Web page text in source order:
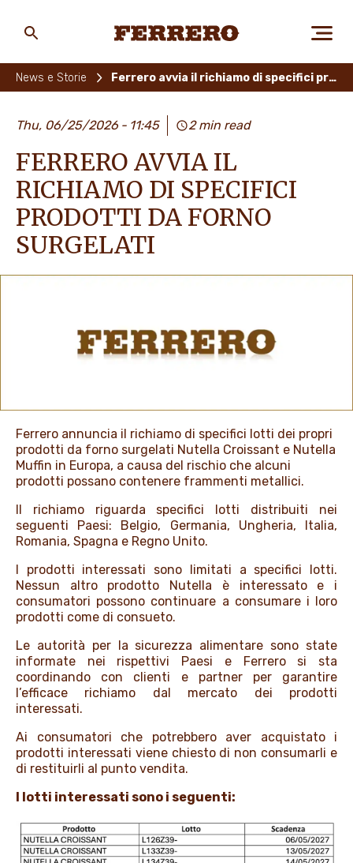
PERSONE E AMBIENTE
I NOSTRI PRODOTTI
NEWS & MEDIA
main
News e Storie Ferrero avvia il richiamo di specifici prodotti da forno surgelati
Thu, 06/25/2026 11:45 2 min read
FERRERO AVVIA IL
RICHIAMO DI SPECIFICI
PRODOTTI DA FORNO
SURGELATI
Ferrero annuncia il richiamo di specifici lotti dei propri
prodotti da forno surgelati Nutella Croissant e Nutella
Muffin in Europa, a causa del rischio che alcuni
prodotti possano contenere frammenti metallici.
Il richiamo riguarda specifici lotti distribuiti nei
seguenti Paesi: Belgio, Germania, Ungheria, Italia,
Romania, Spagna e Regno Unito.
I prodotti interessati sono limitati a specifici lotti.
Nessun altro prodotto Nutella è interessato e i
consumatori possono continuare a consumare i loro
prodotti come di consueto.
Le autorità per la sicurezza alimentare sono state
informate nei rispettivi Paesi e Ferrero si sta
coordinando con clienti e partner per garantire
l’efficace richiamo dal mercato dei prodotti
interessati.
Ai consumatori che potrebbero aver acquistato i
prodotti interessati viene chiesto di non consumarli e
di restituirli al punto vendita.
I lotti interessati sono i seguenti: